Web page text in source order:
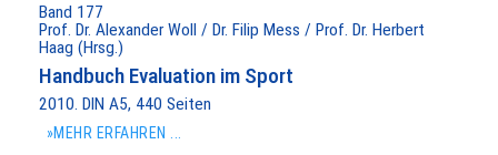
Band 177
Prof. Dr. Alexander Woll / Dr. Filip Mess / Prof. Dr. Herbert
Haag (Hrsg.)
Handbuch Evaluation im Sport
2010. DIN A5, 440 Seiten
»MEHR ERFAHREN ...